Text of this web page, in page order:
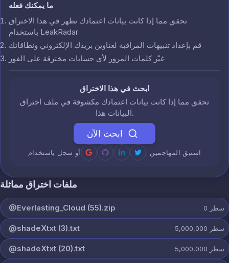
ما يمكنك فعله
تحقق مما إذا كانت بيانات اعتمادك تظهر في هذا الاختراق
باستخدام LeakRadar
قم بإعداد تنبيهات المراقبة لعناوين بريدك الإلكتروني ونطاقاتك
غيّر كلمات المرور لأي حسابات مخترقة على الفور
ابحث في هذا الاختراق
تحقق مما إذا كانت بيانات اعتمادك مكشوفة في ملف اختراق
البيانات هذا.
ابحث الآن
أو سجل باستخدام · استبق المهاجمين
ملفات اختراق مماثلة
@Everlasting_Cloud (55).zip 0 سطر
@shadeXtxt (3).txt 5,000,000 سطر
@shadeXtxt (20).txt 5,000,000 سطر